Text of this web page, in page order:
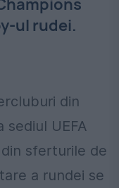
ul rudei.
din
sediul UEFA
sferturile de
a rundei se